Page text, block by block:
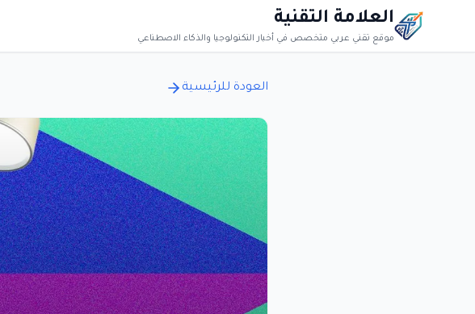
العلامة التقنية
موقع تقني عربي متخصص في أخبار التكنولوجيا والذكاء الاصطناعي
العودة للرئيسية